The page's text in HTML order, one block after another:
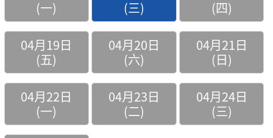
(一)
(三)
(四)
04月19日
(五)
04月20日
(六)
04月21日
(日)
04月22日
(一)
04月23日
(二)
04月24日
(三)